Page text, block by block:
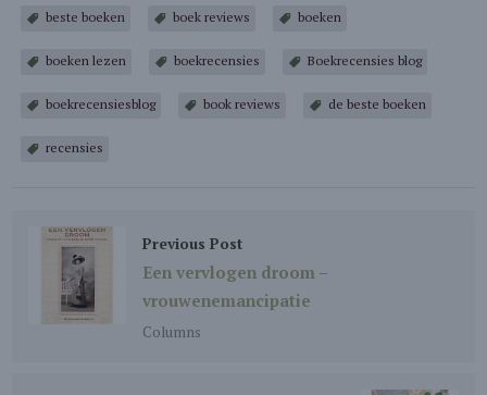
beste boeken boek reviews boeken
boeken lezen boekrecensies Boekrecensies blog
boekrecensiesblog book reviews de beste boeken
recensies
Previous Post
Een vervlogen droom –
vrouwenemancipatie
Columns